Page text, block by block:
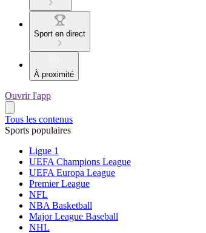
Sport en direct
À proximité
Ouvrir l'app
Tous les contenus
Sports populaires
Ligue 1
UEFA Champions League
UEFA Europa League
Premier League
NFL
NBA Basketball
Major League Baseball
NHL